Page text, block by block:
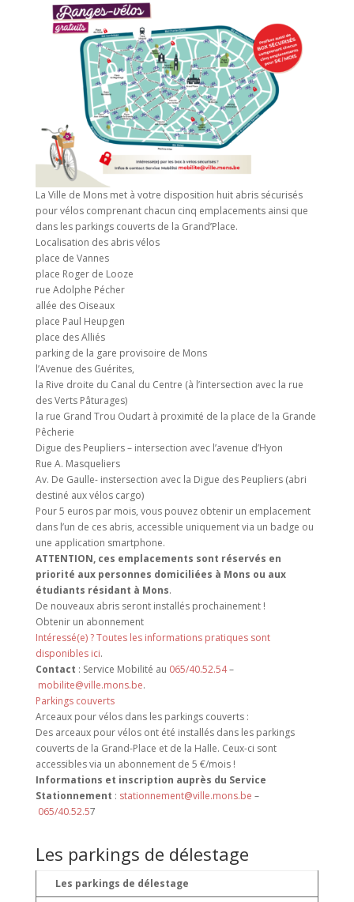
La Ville de Mons met à votre disposition huit abris sécurisés
pour vélos comprenant chacun cinq emplacements ainsi que
dans les parkings couverts de la Grand’Place.
Localisation des abris vélos
place de Vannes
place Roger de Looze
rue Adolphe Pécher
allée des Oiseaux
place Paul Heupgen
place des Alliés
parking de la gare provisoire de Mons
l’Avenue des Guérites,
la Rive droite du Canal du Centre (à l’intersection avec la rue
des Verts Pâturages)
la rue Grand Trou Oudart à proximité de la place de la Grande
Pêcherie
Digue des Peupliers – intersection avec l’avenue d’Hyon
Rue A. Masqueliers
Av. De Gaulle- instersection avec la Digue des Peupliers (abri
destiné aux vélos cargo)
Pour 5 euros par mois, vous pouvez obtenir un emplacement
dans l’un de ces abris, accessible uniquement via un badge ou
une application smartphone.
ATTENTION, ces emplacements sont réservés en
priorité aux personnes domiciliées à Mons ou aux
étudiants résidant à Mons.
De nouveaux abris seront installés prochainement !
Obtenir un abonnement
Intéressé(e) ? Toutes les informations pratiques sont
disponibles ici.
Contact : Service Mobilité au 065/40.52.54–
mobilite@ville.mons.be.
Parkings couverts
Arceaux pour vélos dans les parkings couverts :
Des arceaux pour vélos ont été installés dans les parkings
couverts de la Grand-Place et de la Halle. Ceux-ci sont
accessibles via un abonnement de 5 €/mois !
Informations et inscription auprès du Service
Stationnement : stationnement@ville.mons.be –
065/40.52.57
Les parkings de délestage
Les parkings de délestage